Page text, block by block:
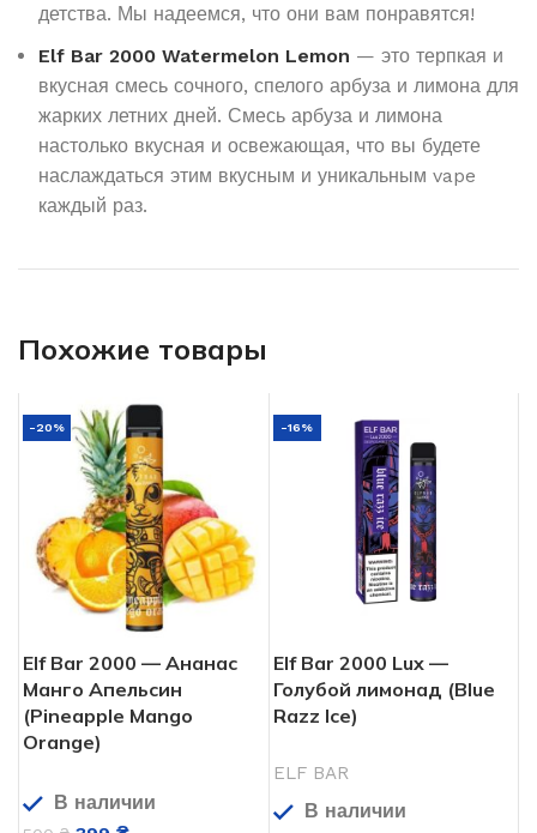
детства. Мы надеемся, что они вам понравятся!
Elf Bar 2000 Watermelon Lemon — это терпкая и
вкусная смесь сочного, спелого арбуза и лимона для
жарких летних дней. Смесь арбуза и лимона
настолько вкусная и освежающая, что вы будете
наслаждаться этим вкусным и уникальным vape
каждый раз.
Похожие товары
-20%
Elf Bar 2000 — Ананас
Манго Апельсин
(Pineapple Mango
Orange)
В наличии
-16%
Elf Bar 2000 Lux —
Голубой лимонад (Blue
Razz Ice)
ELF BAR
В наличии